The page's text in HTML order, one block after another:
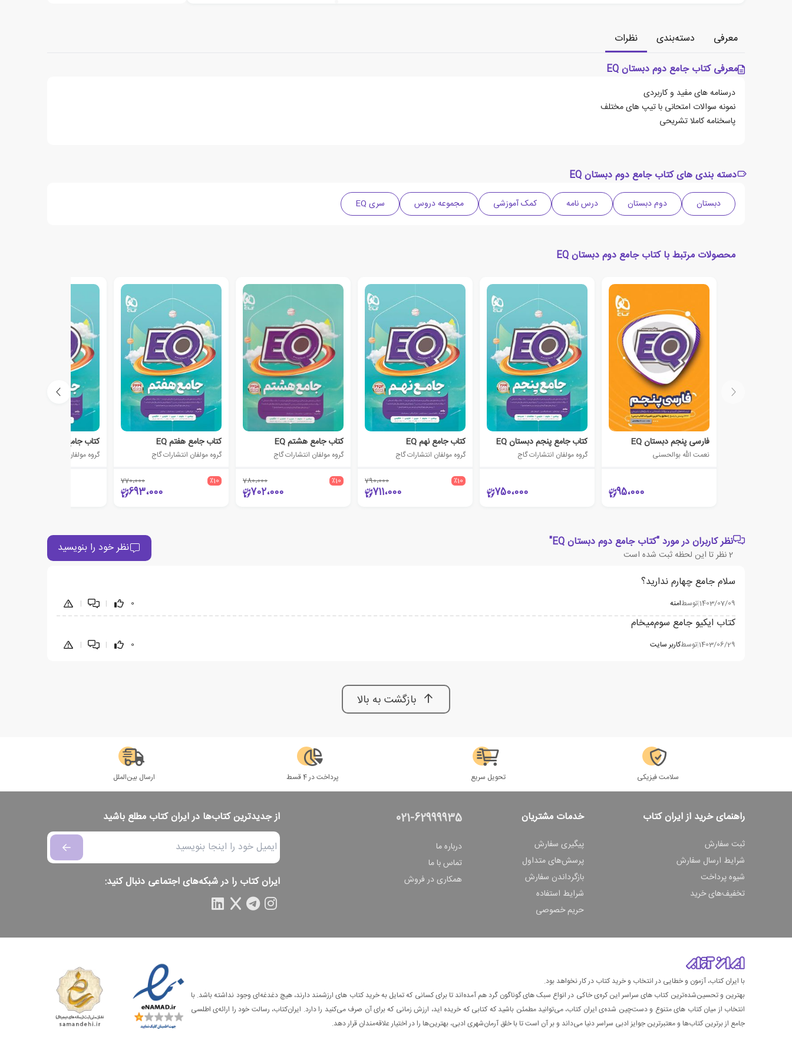
معرفی دسته‌بندی
نظرات
معرفی کتاب جامع دوم دبستان EQ
درسنامه های مفید و کاربردی
نمونه سوالات امتحانی با تیپ های مختلف
پاسخنامه کاملا تشریحی
دسته بندی های کتاب جامع دوم دبستان EQ
دبستان دوم دبستان درس نامه کمک آموزشی مجموعه دروس سری EQ
محصولات مرتبط با کتاب جامع دوم دبستان EQ
فارسی پنجم دبستان EQ
نعمت الله بوالحسنی
95،000
کتاب جامع پنجم دبستان EQ
گروه مولفان انتشارات گاج
750،000
کتاب جامع نهم EQ
گروه مولفان انتشارات گاج
٪10 790،000
711،000
کتاب جامع هشتم EQ
گروه مولفان انتشارات گاج
٪10 780،000
702،000
کتاب جامع هفتم EQ
گروه مولفان انتشارات گاج
٪10 770،000
693،000
کتاب جامع ششم دبستان EQ
گروه مولفان انتشارات گاج
نظر کاربران در مورد "کتاب جامع دوم دبستان EQ"
2نظر تا این لحظه ثبت شده است نظر خود را بنویسید
سلام جامع چهارم ندارید؟
1403/07/09
|توسطامنه 0
|
|
کتاب ایکیو جامع سوم‌میخام
1403/06/29
|توسطکاربر سایت 0
|
|
بازگشت به بالا
سلامت فیزیکی تحویل سریع پرداخت در 4 قسط ارسال بین‌الملل
راهنمای خرید از ایران کتاب
ثبت سفارش
شرایط ارسال سفارش
شیوه پرداخت
تخفیف‌های خرید
خدمات مشتریان
پیگیری سفارش
پرسش‌های متداول
بازگرداندن سفارش
شرایط استفاده
حریم خصوصی
021-62999935
درباره ما
تماس با ما
همکاری در فروش
از جدیدترین کتاب‌ها در ایران کتاب مطلع باشید
ایران کتاب را در شبکه‌های اجتماعی دنبال کنید:
با ایران کتاب، آزمون و خطایی در انتخاب و خرید کتاب در کار نخواهد بود.
بهترین و تحسین‌شده‌ترین کتاب‌ های سراسر این کره‌ی خاکی در انواع سبک های گوناگون گرد هم آمده‌اند تا برای کسانی که تمایل به خرید کتاب های ارزشمند دارند، هیچ دغدغه‌ای وجود نداشته باشد. با
انتخاب از میان کتاب های متنوع و دست‌چین شده‌ی ایران کتاب، می‌توانید مطمئن باشید که کتابی که خریده اید، ارزش زمانی که برای آن صرف می‌کنید را دارد. ایران‌کتاب، رسالت خود را ارائه‌ی اطلسی
جامع از برترین کتاب‌ها و معتبرترین جوایز ادبی سراسر دنیا می‌داند و بر آن است تا با خلق آرمان‌شهری ادبی، بهترین‌ها را در اختیار علاقه‌مندان قرار دهد.